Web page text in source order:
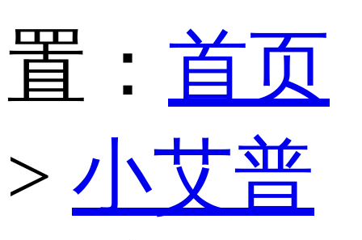
置： 首页
> 小艾普